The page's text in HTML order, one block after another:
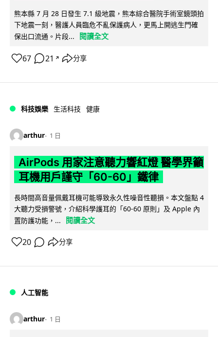
熊本縣 7 月 28 日發生 7.1 級地震，熊本綜合醫院手術室鏡頭拍
下地震一刻，醫護人員臨危不亂保護病人，更馬上開逃生門確
保出口流通。片段...
閱讀全文
67 21 ↗ 分享
科技娛樂 生活科技 健康
arthur 1 日
AirPods 用家注意聽力響紅燈 醫學界籲
耳機用戶謹守「60-60」鐵律
長時間高音量佩戴耳機可能導致永久性噪音性聽損。本文盤點 4
大聽力受損警號，介紹科學護耳的「60-60 原則」及 Apple 內
置防護功能，...
閱讀全文
20 分享
人工智能
arthur 1 日